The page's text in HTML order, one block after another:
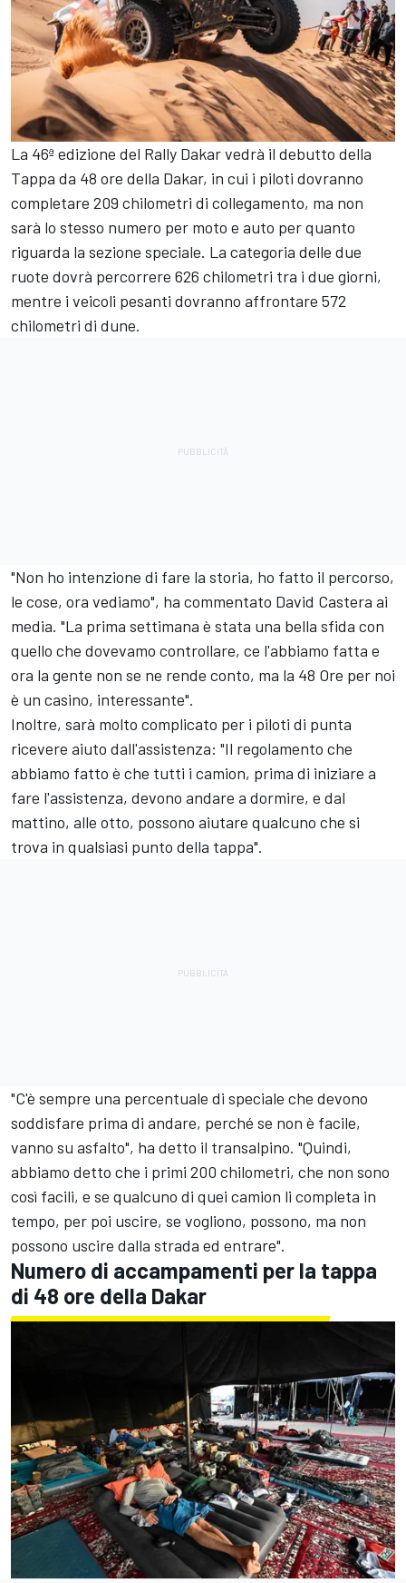
La 46ª edizione del Rally Dakar vedrà il debutto della
Tappa da 48 ore della Dakar, in cui i piloti dovranno
completare 209 chilometri di collegamento, ma non
sarà lo stesso numero per moto e auto per quanto
riguarda la sezione speciale. La categoria delle due
ruote dovrà percorrere 626 chilometri tra i due giorni,
mentre i veicoli pesanti dovranno affrontare 572
chilometri di dune.
"Non ho intenzione di fare la storia, ho fatto il percorso,
le cose, ora vediamo", ha commentato David Castera ai
media. "La prima settimana è stata una bella sfida con
quello che dovevamo controllare, ce l'abbiamo fatta e
ora la gente non se ne rende conto, ma la 48 Ore per noi
è un casino, interessante".
Inoltre, sarà molto complicato per i piloti di punta
ricevere aiuto dall'assistenza: "Il regolamento che
abbiamo fatto è che tutti i camion, prima di iniziare a
fare l'assistenza, devono andare a dormire, e dal
mattino, alle otto, possono aiutare qualcuno che si
trova in qualsiasi punto della tappa".
"C'è sempre una percentuale di speciale che devono
soddisfare prima di andare, perché se non è facile,
vanno su asfalto", ha detto il transalpino. "Quindi,
abbiamo detto che i primi 200 chilometri, che non sono
così facili, e se qualcuno di quei camion li completa in
tempo, per poi uscire, se vogliono, possono, ma non
possono uscire dalla strada ed entrare".
Numero di accampamenti per la tappa
di 48 ore della Dakar